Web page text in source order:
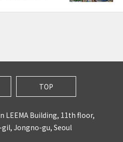
TOP
LEEMA Building, 11th floor,
Jongno-gu, Seoul